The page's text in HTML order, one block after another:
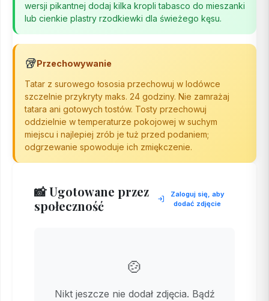
wersji pikantnej dodaj kilka kropli tabasco do mieszanki
lub cienkie plastry rzodkiewki dla świeżego kęsu.
🥡Przechowywanie
Tatar z surowego łososia przechowuj w lodówce
szczelnie przykryty maks. 24 godziny. Nie zamrażaj
tatara ani gotowych tostów. Tosty przechowuj
oddzielnie w temperaturze pokojowej w suchym
miejscu i najlepiej zrób je tuż przed podaniem;
odgrzewanie spowoduje ich zmiękczenie.
📸 Ugotowane przez
społeczność
Zaloguj się, aby
dodać zdjęcie
🍲
Nikt jeszcze nie dodał zdjęcia. Bądź